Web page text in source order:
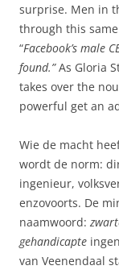
surprise. Men in
through this
“Facebook’s male
found.”As Gloria
takes over the
powerful get an
Wie de macht
wordt de norm:
ingenieur,
enzovoorts. De
naamwoord:
gehandicapte
van Veenendaal